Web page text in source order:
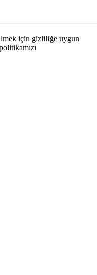
için gizliliğe uygun